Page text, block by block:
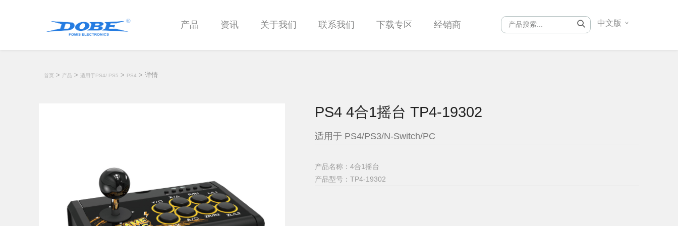
产品 资讯 关于我们 联系我们 下载专区 经销商 中文版
首页 > 产品 > 适用于PS4/ PS5 > PS4 > 详情
PS4 4合1摇台 TP4-19302
适用于 PS4/PS3/N-Switch/PC
产品名称：4合1摇台
产品型号：TP4-19302